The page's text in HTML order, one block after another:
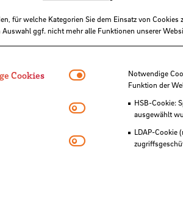
für welche Kategorien Sie dem Einsatz von
Auswahl ggf. nicht mehr alle Funktionen unserer
Cookies NotwendigeNotwendige
Funktion der
HSB-Cookie:
ausgewählt
LDAP-Cookie
Matomo
Youtube